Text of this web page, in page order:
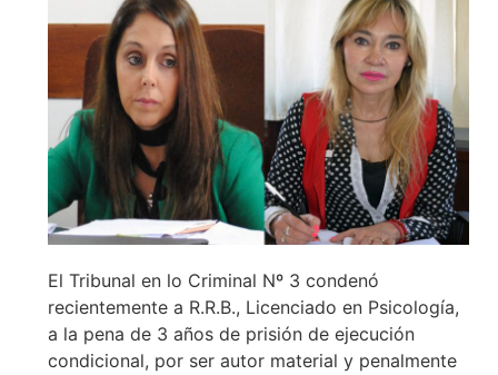
El Tribunal en lo Criminal Nº 3 condenó
recientemente a R.R.B., Licenciado en Psicología,
a la pena de 3 años de prisión de ejecución
condicional, por ser autor material y penalmente